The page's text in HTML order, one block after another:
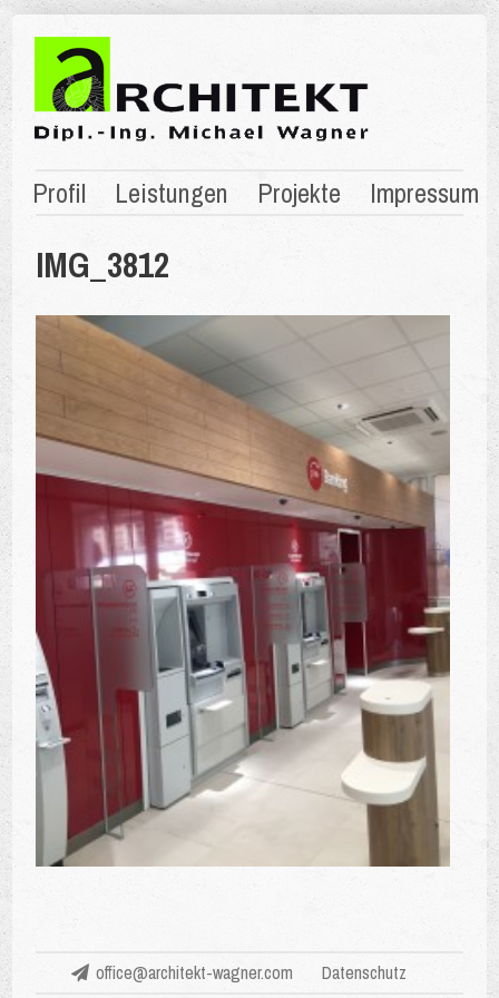
Profil Leistungen Projekte Impressum
IMG_3812
office@architekt-wagner.com Datenschutz